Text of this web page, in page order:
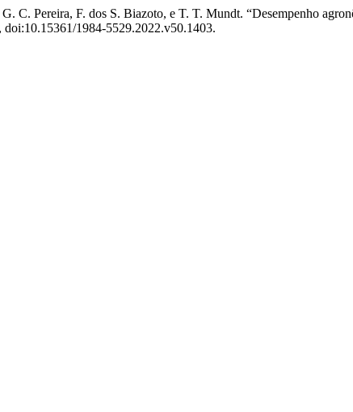
C. Pereira, F. dos S. Biazoto, e T. T. Mundt. “Desempenho
doi:10.15361/1984-5529.2022.v50.1403.